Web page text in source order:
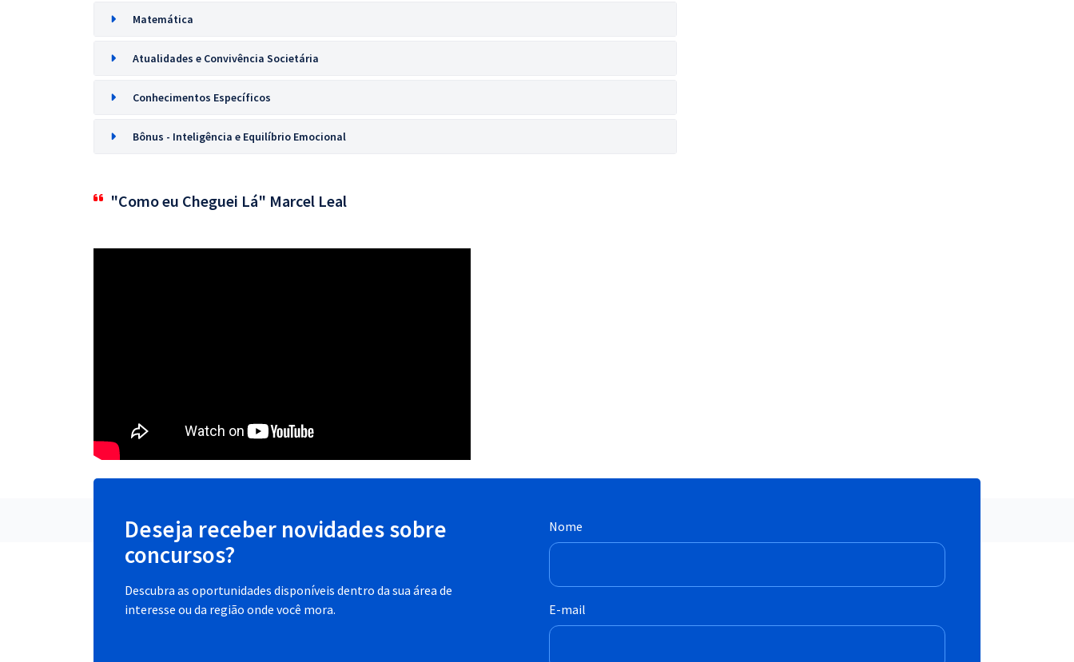
Matemática
Atualidades e Convivência Societária
Conhecimentos Específicos
Bônus - Inteligência e Equilíbrio Emocional
"Como eu Cheguei Lá" Marcel Leal
Deseja receber novidades sobre
concursos?
Descubra as oportunidades disponíveis dentro da sua área de
interesse ou da região onde você mora.
Nome
E-mail